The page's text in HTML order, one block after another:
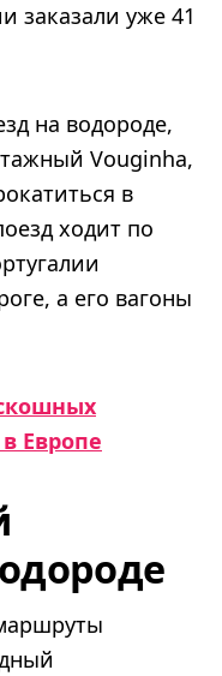
заказали уже 41
на водороде,
Vouginha,
в
ходит по
а его вагоны
Европе